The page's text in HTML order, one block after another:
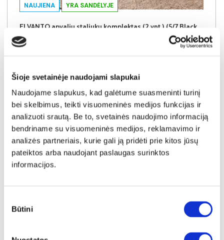
Šioje svetainėje naudojami slapukai
Naudojame slapukus, kad galėtume suasmeninti turinį
bei skelbimus, teikti visuomeninės medijos funkcijas ir
analizuoti srautą. Be to, svetainės naudojimo informaciją
bendriname su visuomeninės medijos, reklamavimo ir
analizės partneriais, kurie gali ją pridėti prie kitos jūsų
pateiktos arba naudojant paslaugas surinktos
informacijos.
pasirinkimas
Būtini
NAUJIENA YRA SANDĖLYJE
Staliukas:
Staliukas:
119€
Į krepšelį